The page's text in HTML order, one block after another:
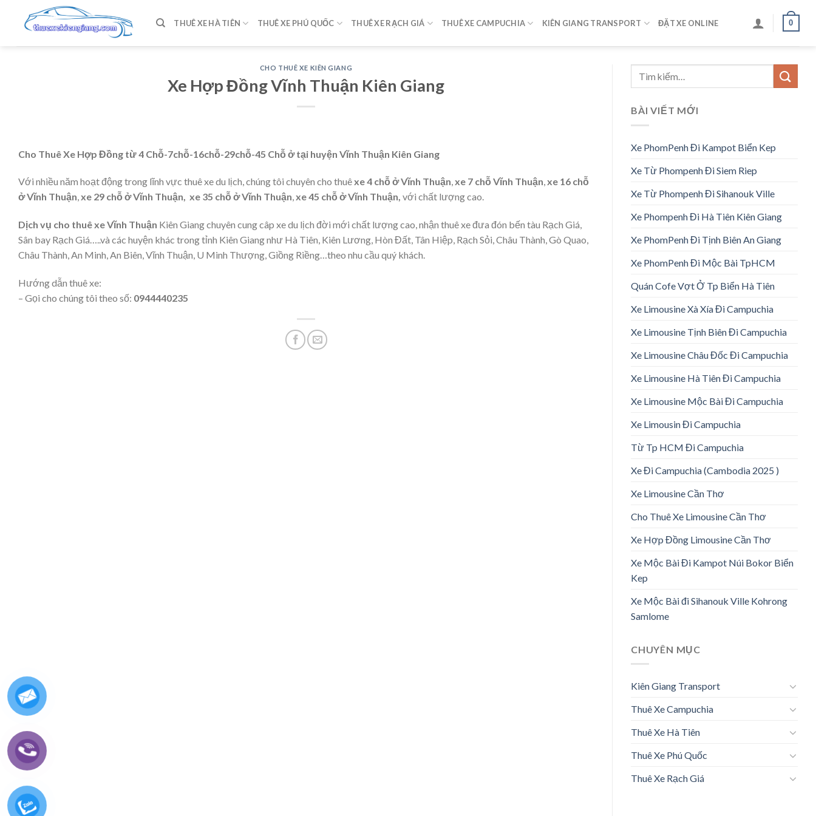
THUÊ XE HÀ TIÊN THUÊ XE PHÚ QUỐC THUÊ XE RẠCH GIÁ THUÊ XE CAMPUCHIA KIÊN GIANG TRANSPORT ĐẶT XE ONLINE 0
CHO THUÊ XE KIÊN GIANG
Xe Hợp Đồng Vĩnh Thuận Kiên Giang
Cho Thuê Xe Hợp Đồng từ 4 Chỗ-7chỗ-16chỗ-29chỗ-45 Chỗ ở tại huyện Vĩnh Thuận Kiên Giang
Với nhiều năm hoạt động trong lĩnh vực thuê xe du lịch, chúng tôi chuyên cho thuêxe 4 chỗ ởVĩnh Thuận,xe 7 chỗ Vĩnh Thuận,xe 16 chỗ
ởVĩnh Thuận,xe 29 chỗ ởVĩnh Thuận, xe 35 chỗ ởVĩnh Thuận,xe 45 chỗ ởVĩnh Thuận, với chất lượng cao.
Dịch vụ cho thuê xeVĩnh Thuận Kiên Giang chuyên cung câp xe du lịch đời mới chất lượng cao, nhận thuê xe đưa đón bến tàu Rạch Giá,
Sân bay Rạch Giá…..và các huyện khác trong tỉnh Kiên Giang như Hà Tiên, Kiên Lương, Hòn Đất, Tân Hiệp, Rạch Sỏi, Châu Thành, Gò Quao,
Châu Thành, An Minh, An Biên, Vĩnh Thuận, U Minh Thượng, Giồng Riềng…theo nhu cầu quý khách.
Hướng dẫn thuê xe:
– Gọi cho chúng tôi theo số: 0944440235
BÀI VIẾT MỚI
Xe PhomPenh Đi Kampot Biển Kep
Xe Từ Phompenh Đi Siem Riep
Xe Từ Phompenh Đi Sihanouk Ville
Xe Phompenh Đi Hà Tiên Kiên Giang
Xe PhomPenh Đi Tịnh Biên An Giang
Xe PhomPenh Đi Mộc Bài TpHCM
Quán Cofe Vợt Ở Tp Biển Hà Tiên
Xe Limousine Xà Xía Đi Campuchia
Xe Limousine Tịnh Biên Đi Campuchia
Xe Limousine Châu Đốc Đi Campuchia
Xe Limousine Hà Tiên Đi Campuchia
Xe Limousine Mộc Bài Đi Campuchia
Xe Limousin Đi Campuchia
Từ Tp HCM Đi Campuchia
Xe Đi Campuchia (Cambodia 2025 )
Xe Limousine Cần Thơ
Cho Thuê Xe Limousine Cần Thơ
Xe Hợp Đồng Limousine Cần Thơ
Xe Mộc Bài Đi Kampot Núi Bokor Biển
Kep
Xe Mộc Bài đi Sihanouk Ville Kohrong
Samlome
CHUYÊN MỤC
Kiên Giang Transport
Thuê Xe Campuchia
Thuê Xe Hà Tiên
Thuê Xe Phú Quốc
Thuê Xe Rạch Giá